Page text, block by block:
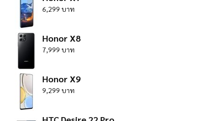
6,299 บาท
Honor X8
7,999 บาท
Honor X9
9,299 บาท